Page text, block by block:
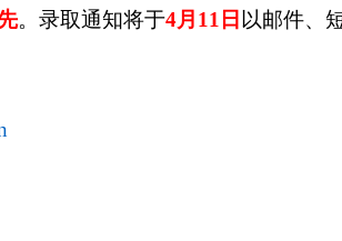
。录取通知将于4月 11 日 以邮件、